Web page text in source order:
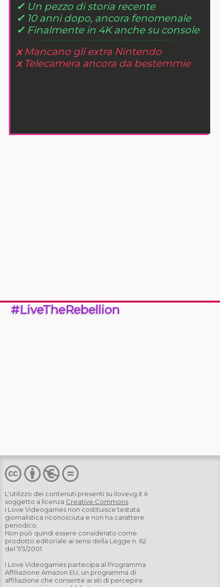
✓ Un pezzo di storia recente
✓ 10 anni dopo, ancora fenomenale
✓ Finalmente in 4K anche su console
xMancano gli extra Nintendo
x Telecamera ancora da bestemmie
#LiveTheRebellion
L'utilizzo dei contenuti presenti su ilovevg.it è
soggetto a licenza Creative Commons
I Love Videogames non costituisce testata
giornalistica riconosciuta e non ha carattere
periodico.
Non può quindi essere considerato come
prodotto editoriale ai sensi della Legge n. 62
del 7/3/2001.
I Love Videogames partecipa al Programma
Affiliazione Amazon EU, un programma di
affiliazione che consente ai siti di percepire